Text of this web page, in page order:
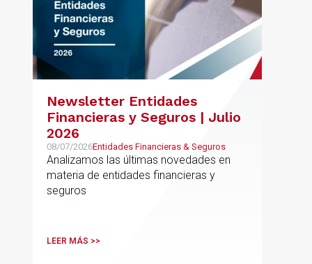
Newsletter Entidades
Financieras y Seguros | Julio
2026
08/07/2026Entidades Financieras & Seguros
Analizamos las últimas novedades en
materia de entidades financieras y
seguros
LEER MÁS >>